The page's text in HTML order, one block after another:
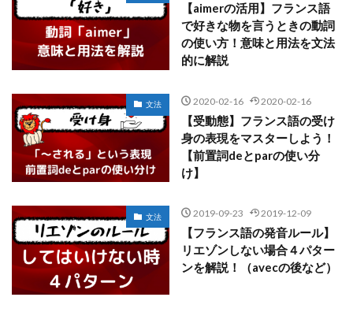
【aimerの活用】フランス語
で好きな物を言うときの動詞
の使い方！意味と用法を文法
的に解説
文法 2020-02-16 2020-02-16
【受動態】フランス語の受け
身の表現をマスターしよう！
【前置詞deとparの使い分
け】
文法 2019-09-23 2019-12-09
【フランス語の発音ルール】
リエゾンしない場合４パター
ンを解説！（avecの後など）